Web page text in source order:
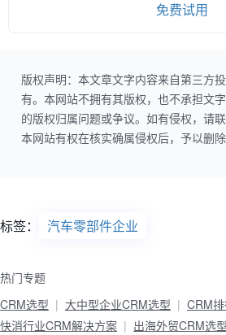
免费试用
版权声明：本文章文字内容来自第三方
有。本网站不拥有其版权，也不承担文
的版权归属问题或争议。如有侵权，请联
本网站有权在核实确属侵权后，予以删除
标签： 汽车零部件企业
热门专题
CRM选型
大中型企业CRM选型 CRM
快消行业CRM解决方案
出海外贸CRM选型